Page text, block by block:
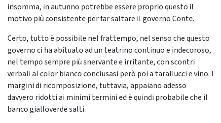
insomma, in autunno potrebbe essere proprio questo il
motivo più consistente per far saltare il governo Conte.
Certo, tutto è possibile nel frattempo, nel senso che questo
governo ci ha abituato ad un teatrino continuo e indecoroso,
nel tempo sempre più snervante e irritante, con scontri
verbali al color bianco conclusasi però poi a tarallucci e vino. I
margini di ricomposizione, tuttavia, appaiano adesso
davvero ridotti ai minimi termini ed è quindi probabile che il
banco gialloverde salti.